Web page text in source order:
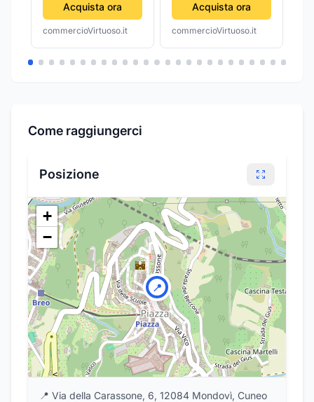
Acquista ora
commercioVirtuoso.it
Acquista ora
commercioVirtuoso.it
Come raggiungerci
Posizione
📍
+
−
📍 Via della Carassone, 6, 12084 Mondovì, Cuneo